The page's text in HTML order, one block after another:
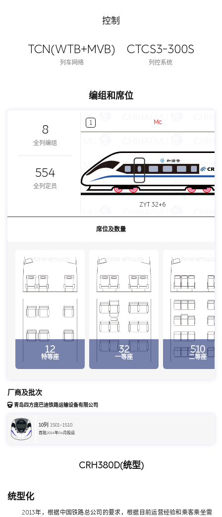
控制
TCN(WTB+MVB)
列车网络
CTCS3-300S
列控系统
编组和席位
8
全列编组
554
全列定员
1 Mc
ZYT 32+6
席位及数量
12
特等座
china-emu.cn
32
一等座
china-emu.cn
510
二等座
china-emu.cn
厂商及批次
青岛四方庞巴迪铁路运输设备有限公司
10列 1501~1510
首批2014年04月投运
CRH380D(统型)
统型化
2013年，根据中国铁路总公司的要求，根据目前运营经验和乘客乘坐需